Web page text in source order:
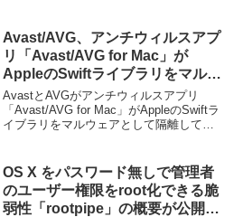
Avast/AVG、アンチウィルスアプ
リ「Avast/AVG for Mac」が
AppleのSwiftライブラリをマルウ
ェアとして隔離してしまう問題を
修正。
AvastとAVGがアンチウィルスアプリ
「Avast/AVG for Mac」がAppleのSwiftラ
イブラリをマルウェアとして隔離してし
OS X をパスワード無しで管理者
のユーザー権限をroot化できる脆
弱性「rootpipe」の概要が公開さ